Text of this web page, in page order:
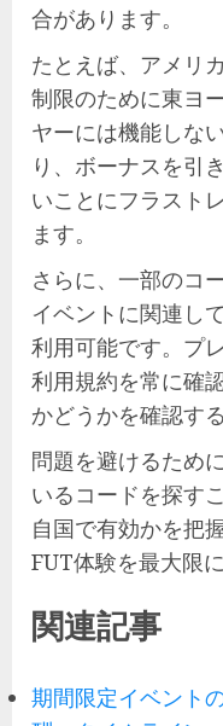
合があります。
たとえば、アメリ
制限のために東ヨ
ヤーには機能しな
り、ボーナスを引
いことにフラスト
ます。
さらに、一部のコ
イベントに関連し
利用可能です。プ
利用規約を常に確
かどうかを確認す
問題を避けるため
いるコードを探す
自国で有効かを把
FUT体験を最大限
関連記事
期間限定イベント